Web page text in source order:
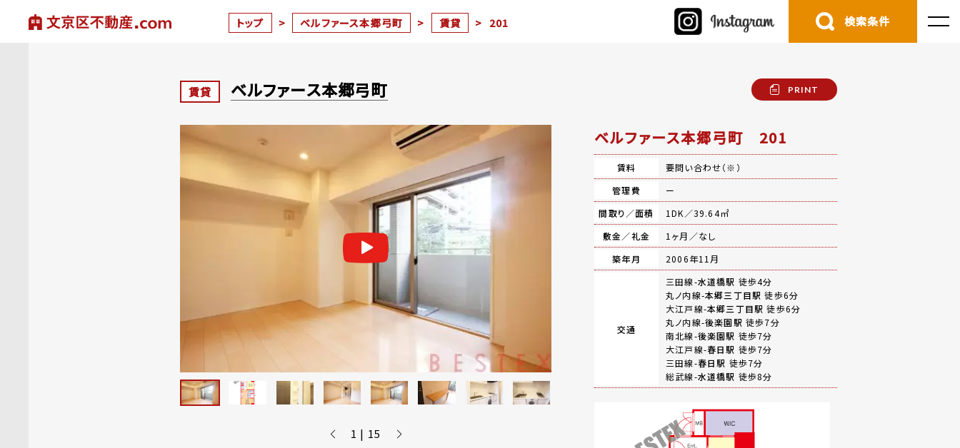
トップ > ベルファース本郷弓町 > 賃貸 > 201 検索条件
賃貸 ベルファース本郷弓町 PRINT
1 | 15
ベルファース本郷弓町 201
賃料
要問い合わせ（※）
管理費
ー
間取り／面積
1DK／39.64㎡
敷金／礼金
1ヶ月／なし
築年月
2006年11月
交通
三田線-水道橋駅 徒歩4分
丸ノ内線-本郷三丁目駅 徒歩6分
大江戸線-本郷三丁目駅 徒歩6分
丸ノ内線-後楽園駅 徒歩7分
南北線-後楽園駅 徒歩7分
大江戸線-春日駅 徒歩7分
三田線-春日駅 徒歩7分
総武線-水道橋駅 徒歩8分